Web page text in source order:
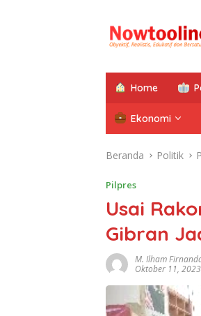
Home
Ekonomi
Beranda Politik
Pilpres
Usai
Gibran
M. Ilham
Oktober 11, 2023